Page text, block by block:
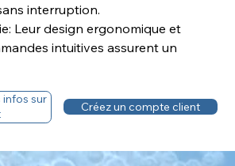
interruption.
Leur design ergonomique et
intuitives assurent un
infos sur
Créez un compte client